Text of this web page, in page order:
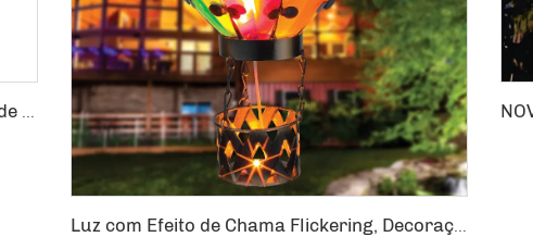
Iluminação LED para Jardim com Pernas de Bruxa e Conector para o Solo, Suprimentos para Feriados de Halloween e Natal
Luz com Efeito de Chama Flickering, Decoração de Jardim com Balão de Ar Quente, Lâmpada Pendurada Solar com Balão Quente